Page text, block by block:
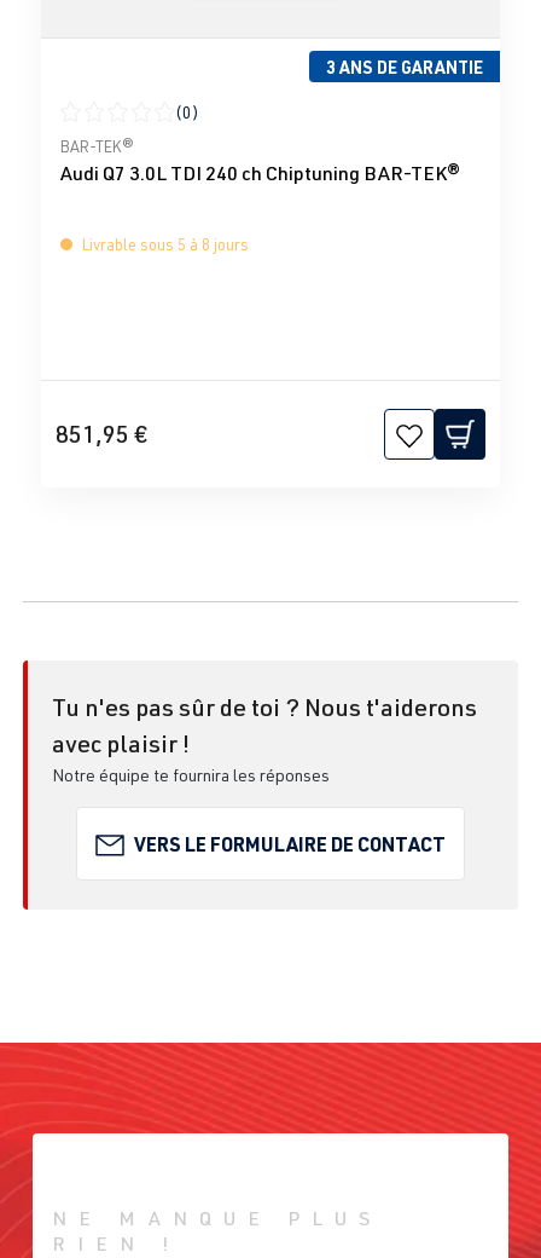
3 ANS DE GARANTIE
Note moyenne de 0 sur 5 étoiles
(0)
BAR-TEK®
Audi Q7 3.0L TDI 240 ch Chiptuning BAR-TEK®
Livrable sous 5 à 8 jours
851,95 €
Tu n'es pas sûr de toi ? Nous t'aiderons
avec plaisir !
Notre équipe te fournira les réponses
VERS LE FORMULAIRE DE CONTACT
NE MANQUE PLUS
RIEN !